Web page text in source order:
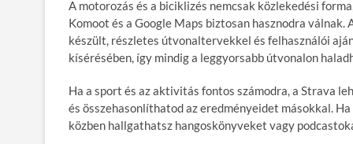
A motorozás és a biciklizés nemcsak közlekedési
Komoot és a Google Maps biztosan hasznodra
készült, részletes útvonaltervekkel és felhasználói
kísérésében, így mindig a leggyorsabb útvonalon
Ha a sport és az aktivitás fontos számodra, a Strava
és összehasonlíthatod az eredményeidet másokkal.
közben hallgathatsz hangoskönyveket vagy